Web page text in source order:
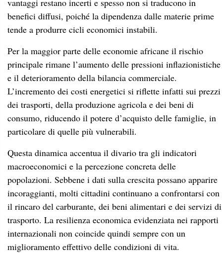
vantaggi restano incerti e spesso non si traducono in
benefici diffusi, poiché la dipendenza dalle materie prime
tende a produrre cicli economici instabili.
Per la maggior parte delle economie africane il rischio
principale rimane l’aumento delle pressioni inflazionistiche
e il deterioramento della bilancia commerciale.
L’incremento dei costi energetici si riflette infatti sui prezzi
dei trasporti, della produzione agricola e dei beni di
consumo, riducendo il potere d’acquisto delle famiglie, in
particolare di quelle più vulnerabili.
Questa dinamica accentua il divario tra gli indicatori
macroeconomici e la percezione concreta delle
popolazioni. Sebbene i dati sulla crescita possano apparire
incoraggianti, molti cittadini continuano a confrontarsi con
il rincaro del carburante, dei beni alimentari e dei servizi di
trasporto. La resilienza economica evidenziata nei rapporti
internazionali non coincide quindi sempre con un
miglioramento effettivo delle condizioni di vita.